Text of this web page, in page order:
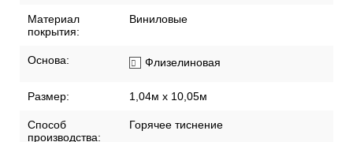
Материал
покрытия:
Виниловые
Основа: Флизелиновая
Размер: 1,04м х 10,05м
Способ
производства:
Горячее тиснение